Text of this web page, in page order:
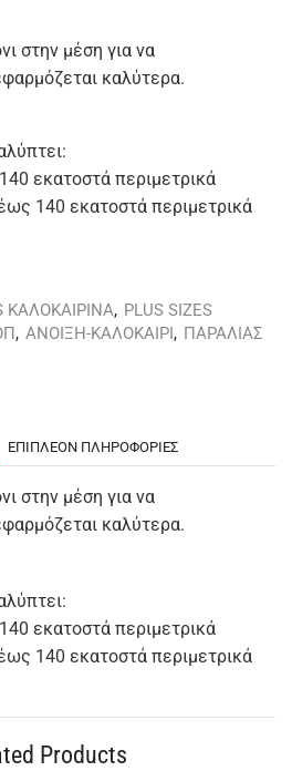
στην μέση για να
καλύτερα.
εκατοστά περιμετρικά
140 εκατοστά περιμετρικά
ΚΑΛΟΚΑΙΡΙΝΑ, PLUS SIZES
, ΑΝΟΙΞΗ-ΚΑΛΟΚΑΙΡΙ , ΠΑΡΑΛΙΑΣ
ΕΠΙΠΛΈΟΝ ΠΛΗΡΟΦΟΡΊΕΣ
στην μέση για να
καλύτερα.
εκατοστά περιμετρικά
140 εκατοστά περιμετρικά
Products